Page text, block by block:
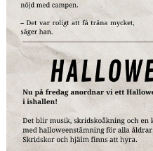
TRISSBOLAGET
DOKUMENT
ALLMÄNHETENS ÅKNING
FÖRSÄKRING